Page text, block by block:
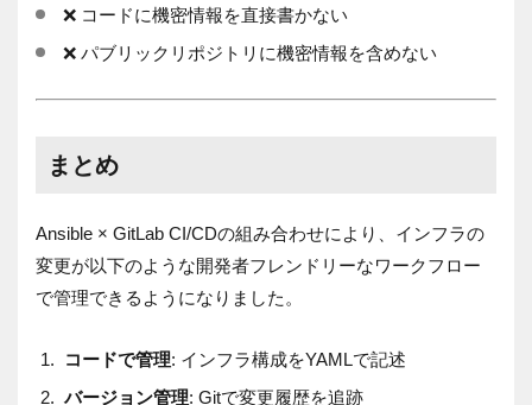
❌ コードに機密情報を直接書かない
❌ パブリックリポジトリに機密情報を含めない
まとめ
Ansible × GitLab CI/CDの組み合わせにより、インフラの
変更が以下のような開発者フレンドリーなワークフロー
で管理できるようになりました。
コードで管理: インフラ構成をYAMLで記述
バージョン管理: Gitで変更履歴を追跡